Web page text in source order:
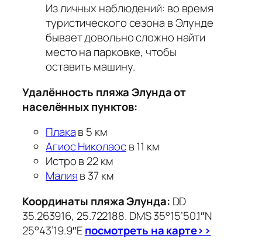
Из личных наблюдений: во время
туристического сезона в Элунде
бывает довольно сложно найти
место на парковке, чтобы
оставить машину.
Удалённость пляжа Элунда от
населённых пунктов:
Плакав 5 км
Агиос Николаосв 11 км
Истро в 22 км
Малияв 37 км
Координаты пляжа Элунда: DD
35.263916, 25.722188. DMS 35°15’50.1″N
25°43’19.9″Eпосмотреть на карте>>